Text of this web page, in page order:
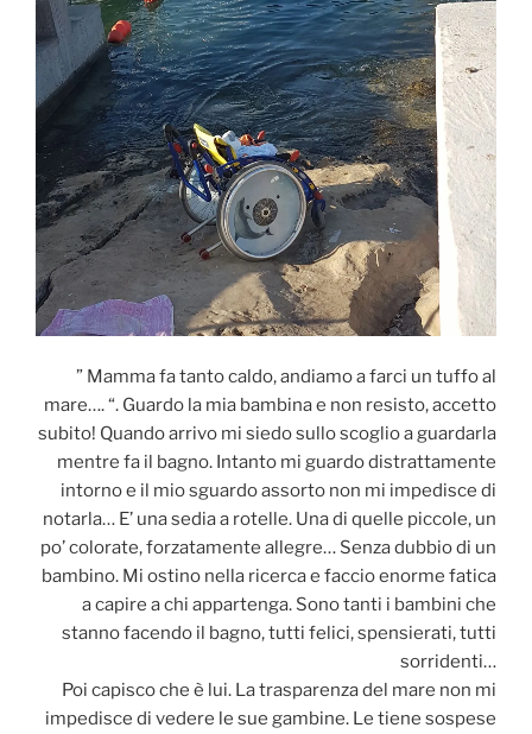
” Mamma fa tanto caldo, andiamo a farci un tuffo al
mare…. “. Guardo la mia bambina e non resisto, accetto
subito! Quando arrivo mi siedo sullo scoglio a guardarla
mentre fa il bagno. Intanto mi guardo distrattamente
intorno e il mio sguardo assorto non mi impedisce di
notarla… E’ una sedia a rotelle. Una di quelle piccole, un
po’ colorate, forzatamente allegre… Senza dubbio di un
bambino. Mi ostino nella ricerca e faccio enorme fatica
a capire a chi appartenga. Sono tanti i bambini che
stanno facendo il bagno, tutti felici, spensierati, tutti
sorridenti…
Poi capisco che è lui. La trasparenza del mare non mi
impedisce di vedere le sue gambine. Le tiene sospese